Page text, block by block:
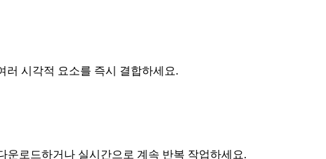
러 시각적 요소를 즉시 결합하세요.
로드하거나 실시간으로 계속 반복 작업하세요.